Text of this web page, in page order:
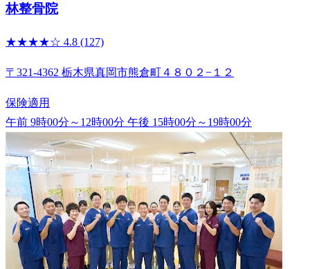
林整骨院
★★★★☆ 4.8 (127)
〒321-4362 栃木県真岡市熊倉町４８０２−１２
保険適用
午前 9時00分～12時00分 午後 15時00分～19時00分